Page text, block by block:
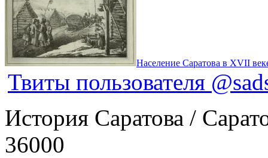
Население Саратова в XVII
Твиты пользователя
История Саратова /
36000